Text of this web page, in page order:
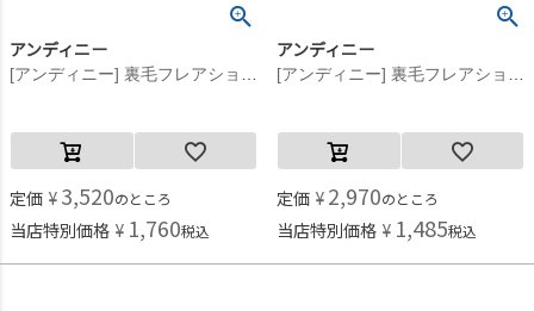
アンディニー
定価 ¥ 3,520のところ
当店特別価格 ¥ 1,760税込
アンディニー
定価 ¥ 2,970のところ
当店特別価格 ¥ 1,485税込